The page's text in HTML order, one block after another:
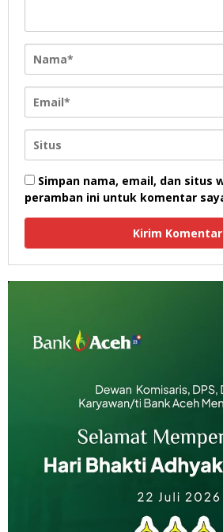
Simpan nama, email, dan situs
peramban ini untuk komentar